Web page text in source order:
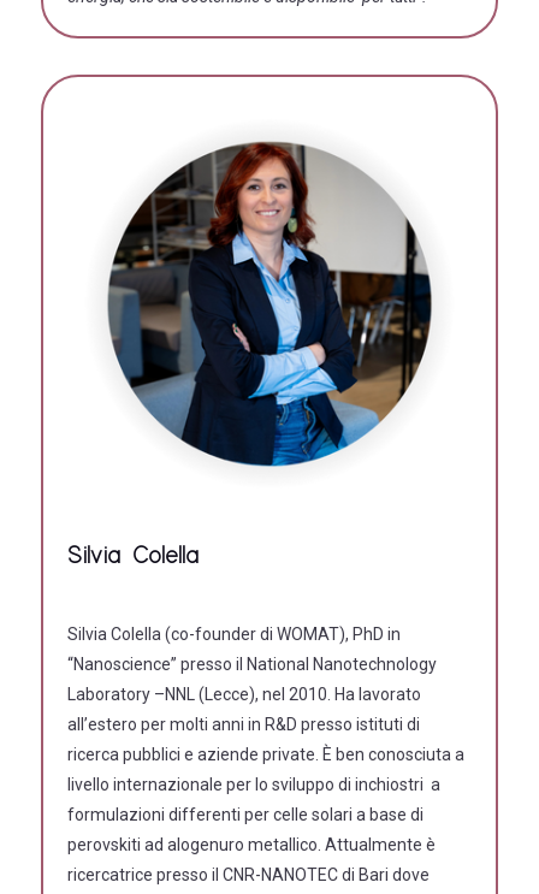
Silvia Colella
Silvia Colella (co-founder di WOMAT), PhD in
“Nanoscience” presso il National Nanotechnology
Laboratory –NNL (Lecce), nel 2010. Ha lavorato
all’estero per molti anni in R&D presso istituti di
ricerca pubblici e aziende private. È ben conosciuta a
livello internazionale per lo sviluppo di inchiostri a
formulazioni differenti per celle solari a base di
perovskiti ad alogenuro metallico. Attualmente è
ricercatrice presso il CNR-NANOTEC di Bari dove